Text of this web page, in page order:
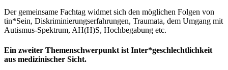
Der gemeinsame Fachtag widmet sich den möglichen Folgen von
tin*Sein, Diskriminierungserfahrungen, Traumata, dem Umgang mit
Autismus-Spektrum, AH(H)S, Hochbegabung etc.
Ein zweiter Themenschwerpunkt ist Inter*geschlechtlichkeit
aus medizinischer Sicht.